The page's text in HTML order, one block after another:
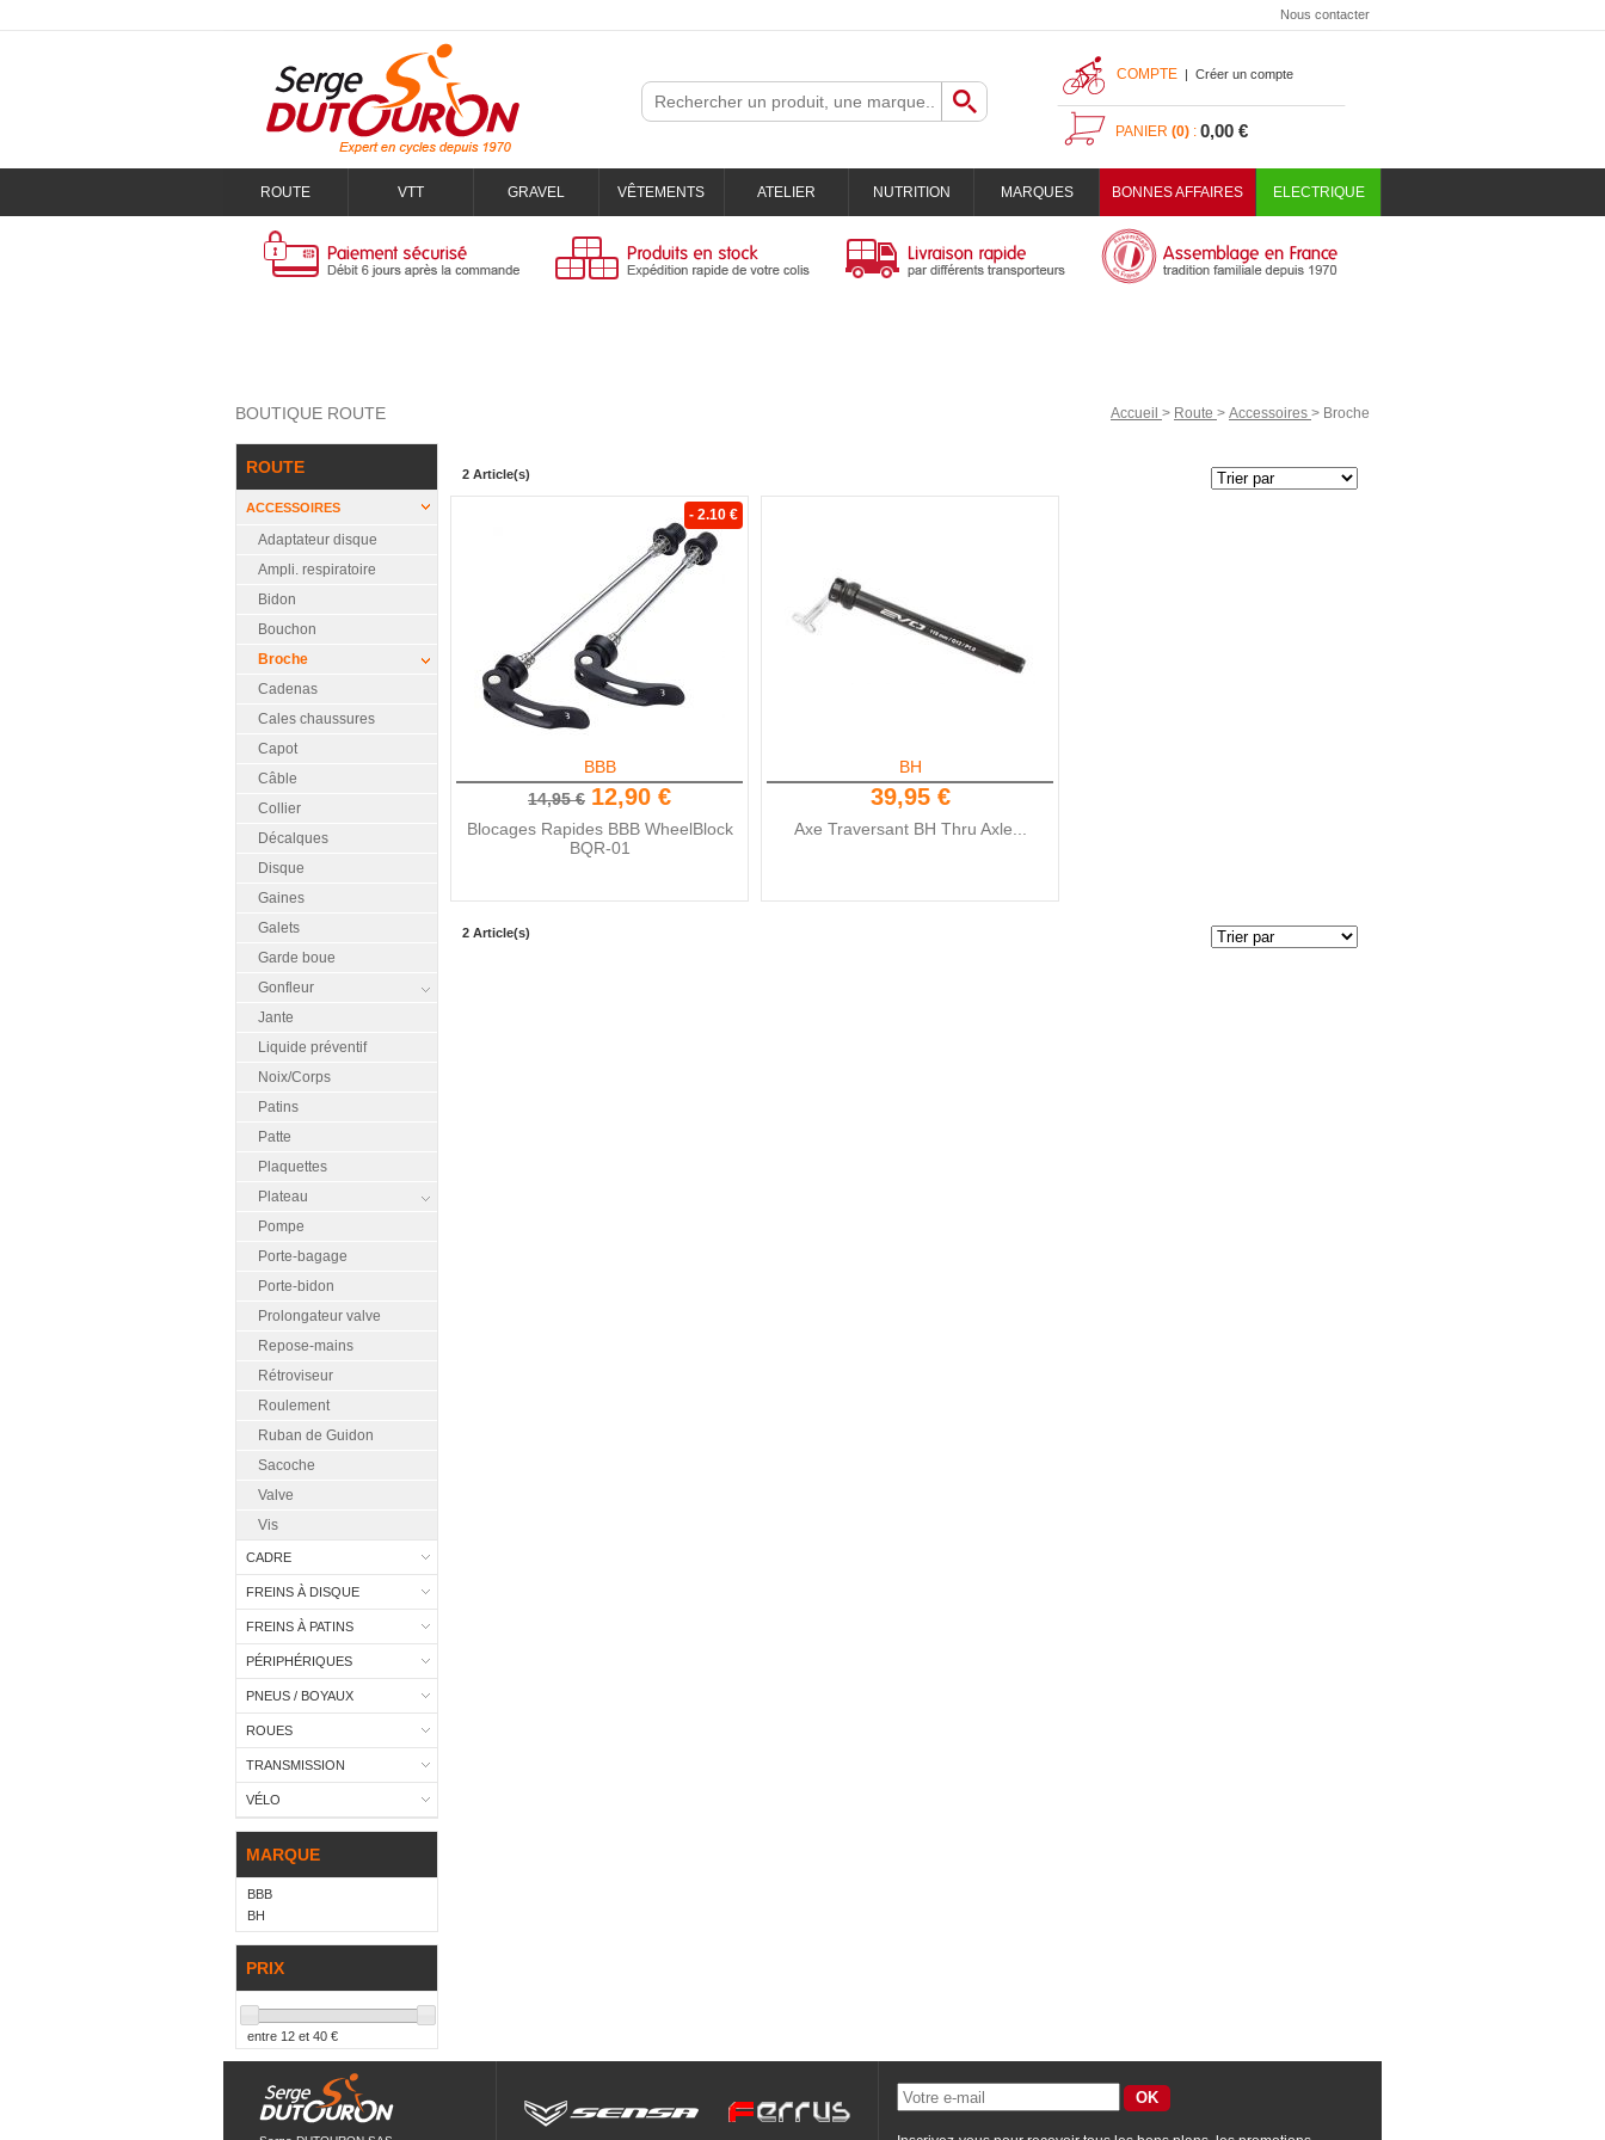
Nous contacter
COMPTE | Créer un compte
PANIER (0) : 0,00 €
ROUTE VTT GRAVEL VÊTEMENTS ATELIER NUTRITION MARQUES BONNES AFFAIRES ELECTRIQUE
BOUTIQUE ROUTE Accueil > Route > Accessoires > Broche
ROUTE
ACCESSOIRES
Adaptateur disque
Ampli. respiratoire
Bidon
Bouchon
Broche
Cadenas
Cales chaussures
Capot
Câble
Collier
Décalques
Disque
Gaines
Galets
Garde boue
Gonfleur
Jante
Liquide préventif
Noix/Corps
Patins
Patte
Plaquettes
Plateau
Pompe
Porte-bagage
Porte-bidon
Prolongateur valve
Repose-mains
Rétroviseur
Roulement
Ruban de Guidon
Sacoche
Valve
Vis
CADRE
FREINS À DISQUE
FREINS À PATINS
PÉRIPHÉRIQUES
PNEUS / BOYAUX
ROUES
TRANSMISSION
VÉLO
MARQUE
BBB
BH
PRIX
entre 12 et 40 €
2 Article(s)
- 2.10 €
BBB
14,95 € 12,90 €
Blocages Rapides BBB WheelBlock
BQR-01
BH
39,95 €
Axe Traversant BH Thru Axle...
2 Article(s)